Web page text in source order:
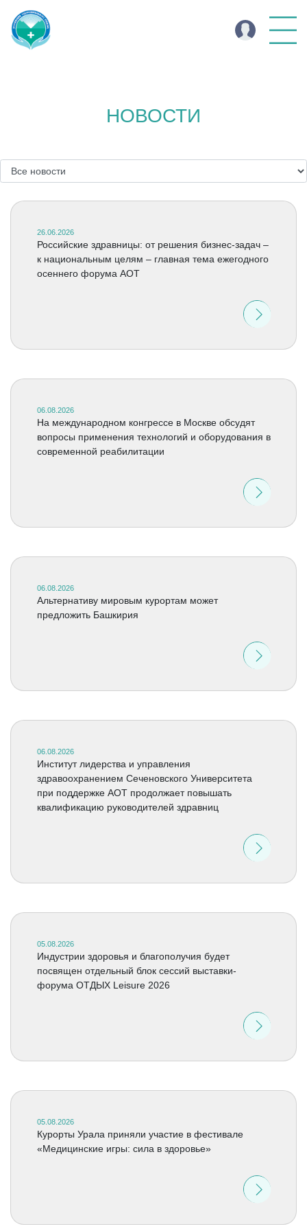
НОВОСТИ
26.06.2026
Российские здравницы: от решения бизнес-задач –
к национальным целям – главная тема ежегодного
осеннего форума АОТ
06.08.2026
На международном конгрессе в Москве обсудят
вопросы применения технологий и оборудования в
современной реабилитации
06.08.2026
Альтернативу мировым курортам может
предложить Башкирия
06.08.2026
Институт лидерства и управления
здравоохранением Сеченовского Университета
при поддержке АОТ продолжает повышать
квалификацию руководителей здравниц
05.08.2026
Индустрии здоровья и благополучия будет
посвящен отдельный блок сессий выставки-
форума ОТДЫХ Leisure 2026
05.08.2026
Курорты Урала приняли участие в фестивале
«Медицинские игры: сила в здоровье»